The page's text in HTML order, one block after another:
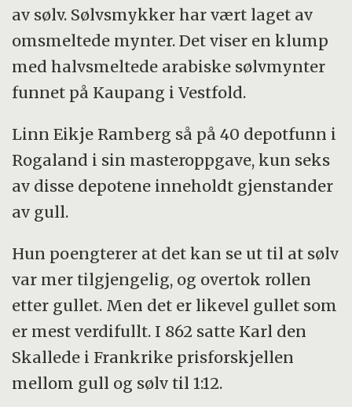
av sølv. Sølvsmykker har vært laget av
omsmeltede mynter. Det viser en klump
med halvsmeltede arabiske sølvmynter
funnet på Kaupang i Vestfold.
Linn Eikje Ramberg så på 40 depotfunn i
Rogaland i sin masteroppgave, kun seks
av disse depotene inneholdt gjenstander
av gull.
Hun poengterer at det kan se ut til at sølv
var mer tilgjengelig, og overtok rollen
etter gullet. Men det er likevel gullet som
er mest verdifullt. I 862 satte Karl den
Skallede i Frankrike prisforskjellen
mellom gull og sølv til 1:12.